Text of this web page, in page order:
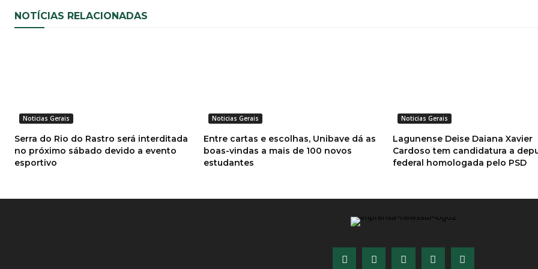
NOTÍCIAS RELACIONADAS
Noticias Gerais
Serra do Rio do Rastro será interditada
no próximo sábado devido a evento
esportivo
Noticias Gerais
Entre cartas e escolhas, Unibave dá as
boas-vindas a mais de 100 novos
estudantes
Noticias Gerais
Lagunense Deise Daiana Xavier
Cardoso tem candidatura a
federal homologada pelo PSD